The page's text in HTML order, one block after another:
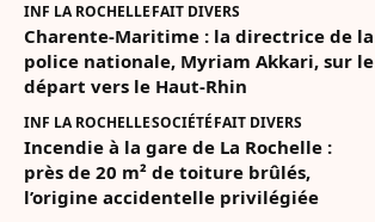
INF LA ROCHELLEFAIT DIVERS
Charente-Maritime : la directrice de la
police nationale, Myriam Akkari, sur le
départ vers le Haut-Rhin
INF LA ROCHELLESOCIÉTÉFAIT DIVERS
Incendie à la gare de La Rochelle :
près de 20 m² de toiture brûlés,
l’origine accidentelle privilégiée